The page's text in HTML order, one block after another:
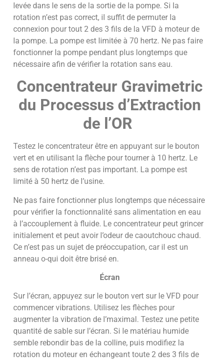
levée dans le sens de la sortie de la pompe. Si la
rotation n’est pas correct, il suffit de permuter la
connexion pour tout 2 des 3 fils de la VFD à moteur de
la pompe. La pompe est limitée à 70 hertz. Ne pas faire
fonctionner la pompe pendant plus longtemps que
nécessaire afin de vérifier la rotation sans eau.
Concentrateur Gravimetric
du Processus d’Extraction
de l’OR
Testez le concentrateur être en appuyant sur le bouton
vert et en utilisant la flèche pour tourner à 10 hertz. Le
sens de rotation n’est pas important. La pompe est
limité à 50 hertz de l’usine.
Ne pas faire fonctionner plus longtemps que nécessaire
pour vérifier la fonctionnalité sans alimentation en eau
à l’accouplement à fluide. Le concentrateur peut grincer
initialement et peut avoir l’odeur de caoutchouc chaud.
Ce n’est pas un sujet de préoccupation, car il est un
anneau o-qui doit être brisé en.
Écran
Sur l’écran, appuyez sur le bouton vert sur le VFD pour
commencer vibrations. Utilisez les flèches pour
augmenter la vibration de l’maximal. Testez une petite
quantité de sable sur l’écran. Si le matériau humide
semble rebondir bas de la colline, puis modifiez la
rotation du moteur en échangeant toute 2 des 3 fils de